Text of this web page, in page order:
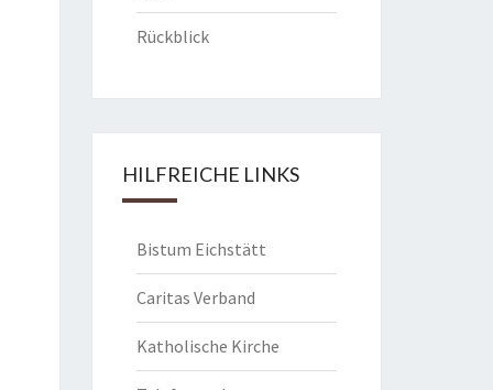
Rückblick
HILFREICHE LINKS
Bistum Eichstätt
Caritas Verband
Katholische Kirche